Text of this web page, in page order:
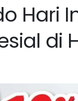
Hari
di